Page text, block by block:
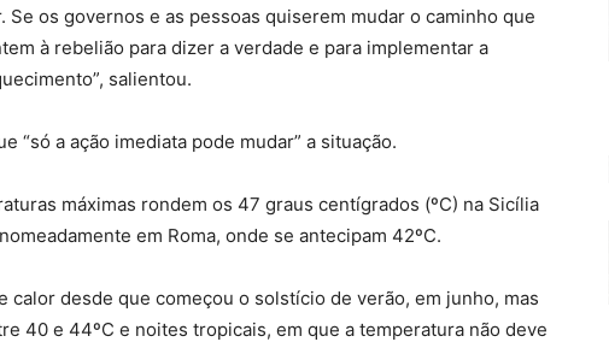
Se os governos e as pessoas quiserem mudar o caminho que
à rebelião para dizer a verdade e para implementar a
salientou.
“só a ação imediata pode mudar” a situação.
máximas rondem os 47 graus centígrados (ºC) na Sicília
em Roma, onde se antecipam 42ºC.
calor desde que começou o solstício de verão, em junho, mas
40 e 44ºC e noites tropicais, em que a temperatura não deve